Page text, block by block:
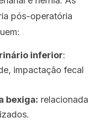
pós-operatória
inferior:
impactação fecal
bexiga: relacionada